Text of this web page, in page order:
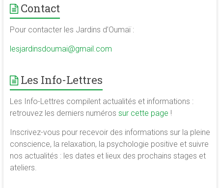
Contact
Pour contacter les Jardins d’Oumaï :
lesjardinsdoumai@gmail.com
Les Info-Lettres
Les Info-Lettres compilent actualités et informations :
retrouvez les derniers numéros sur cette page !
Inscrivez-vous pour recevoir des informations sur la pleine
conscience, la relaxation, la psychologie positive et suivre
nos actualités : les dates et lieux des prochains stages et
ateliers.